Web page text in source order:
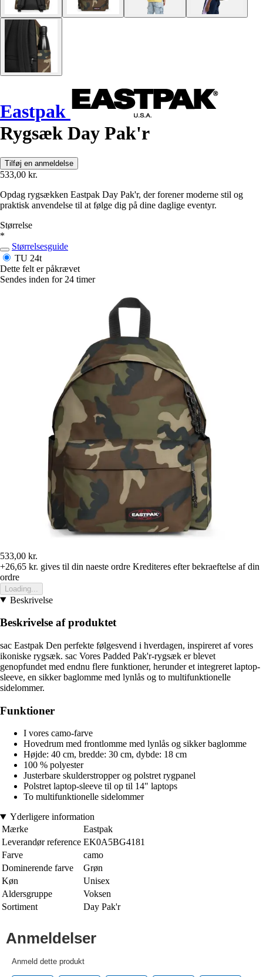
Eastpak
Rygsæk Day Pak'r
Tilføj en anmeldelse
533,00 kr.
Opdag rygsækken Eastpak Day Pak'r, der forener moderne stil og
praktisk anvendelse til at følge dig på dine daglige eventyr.
Størrelse
*
Størrelsesguide
TU 24t
Dette felt er påkrævet
Sendes inden for 24 timer
533,00 kr.
+26,65 kr. gives til din naeste ordre Krediteres efter bekraeftelse af din
ordre
Loading...
Beskrivelse
Beskrivelse af produktet
sac Eastpak Den perfekte følgesvend i hverdagen, inspireret af vores
ikoniske rygsæk. sac Vores Padded Pak'r-rygsæk er blevet
genopfundet med endnu flere funktioner, herunder et integreret laptop-
sleeve, en sikker baglomme med lynlås og to multifunktionelle
sidelommer.
Funktioner
I vores camo-farve
Hovedrum med frontlomme med lynlås og sikker baglomme
Højde: 40 cm, bredde: 30 cm, dybde: 18 cm
100 % polyester
Justerbare skulderstropper og polstret rygpanel
Polstret laptop-sleeve til op til 14" laptops
To multifunktionelle sidelommer
Yderligere information
Mærke
Eastpak
Leverandør reference EK0A5BG4181
Farve
camo
Dominerende farve
Grøn
Køn
Unisex
Aldersgruppe
Voksen
Sortiment
Day Pak'r